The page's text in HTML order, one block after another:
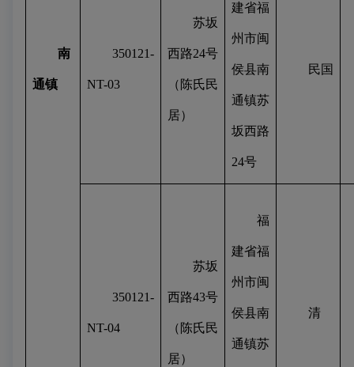
南
通镇
350121-
NT-03
苏坂
西路24号
（陈氏民
居）
建省福
州市闽
侯县南
通镇苏
坂西路
24号
民国
350121-
NT-04
苏坂
西路43号
（陈氏民
居）
福
建省福
州市闽
侯县南
通镇苏
清